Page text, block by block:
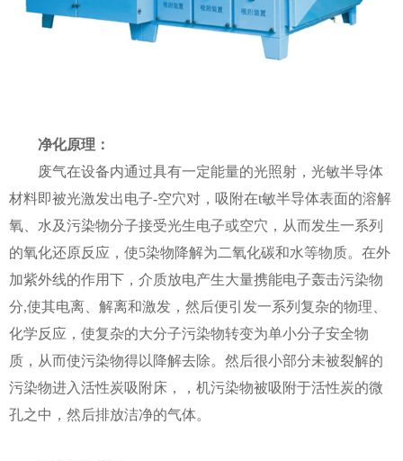
净化原理 ：
废气在设备内通过具有一定能量的光照射，光敏半导体
材料即被光激发出电子-空穴对，吸附在t敏半导体表面的溶解
氧、水及污染物分子接受光生电子或空穴，从而发生一系列
的氧化还原反应，使5染物降解为二氧化碳和水等物质。在外
加紫外线的作用下，介质放电产生大量携能电子轰击污染物
分,使其电离、解离和激发，然后便引发一系列复杂的物理、
化学反应，使复杂的大分子污染物转变为单小分子安全物
质，从而使污染物得以降解去除。然后很小部分未被裂解的
污染物进入活性炭吸附床，，机污染物被吸附于活性炭的微
孔之中，然后排放洁净的气体。